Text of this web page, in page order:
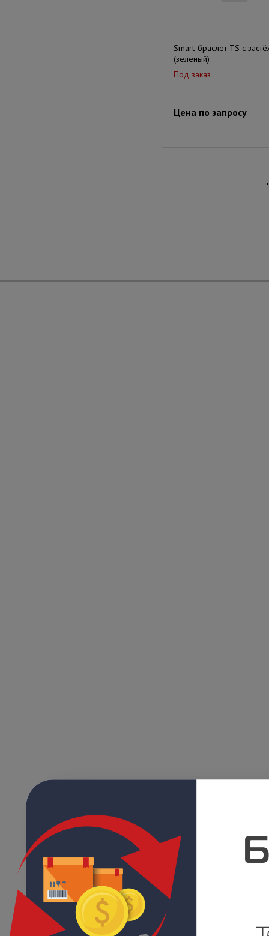
Smart-браслет TS с
(зеленый)
Под заказ
Цена по запросу